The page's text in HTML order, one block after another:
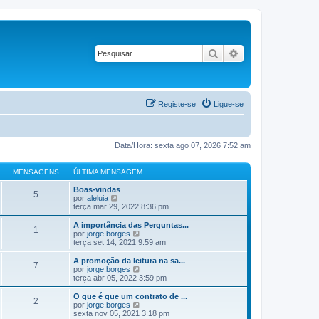
Pesquisar
Ligue-se
Registe-se
Data/Hora: sexta ago 07, 2026 7:52 am
MENSAGENS ÚLTIMA MENSAGEM
5
Boas-vindas
por aleluia
e
j
a
a
ú
i
m
a
e
n
s
terça mar 29, 2022 8:36 pm
1
A importância das Perguntas...
por jorge.borges
e
j
a
ú
i
m
terça set 14, 2021 9:59 am
7
A promoção da leitura na sa...
por jorge.borges
e
j
a
ú
terça abr 05, 2022 3:59 pm
2
O que é que um contrato de ...
por jorge.borges
e
sexta nov 05, 2021 3:18 pm